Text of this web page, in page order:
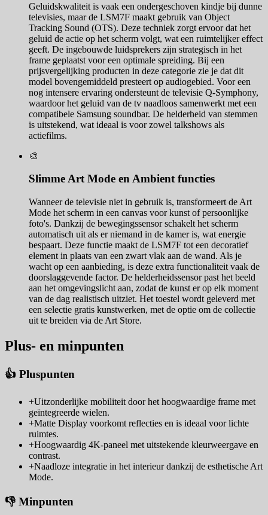
Geluidskwaliteit is vaak een ondergeschoven kindje bij dunne
televisies, maar de LSM7F maakt gebruik van Object
Tracking Sound (OTS). Deze techniek zorgt ervoor dat het
geluid de actie op het scherm volgt, wat een ruimtelijker effect
geeft. De ingebouwde luidsprekers zijn strategisch in het
frame geplaatst voor een optimale spreiding. Bij een
prijsvergelijking producten in deze categorie zie je dat dit
model bovengemiddeld presteert op audiogebied. Voor een
nog intensere ervaring ondersteunt de televisie Q-Symphony,
waardoor het geluid van de tv naadloos samenwerkt met een
compatibele Samsung soundbar. De helderheid van stemmen
is uitstekend, wat ideaal is voor zowel talkshows als
actiefilms.
🎨
Slimme Art Mode en Ambient functies
Wanneer de televisie niet in gebruik is, transformeert de Art
Mode het scherm in een canvas voor kunst of persoonlijke
foto's. Dankzij de bewegingssensor schakelt het scherm
automatisch uit als er niemand in de kamer is, wat energie
bespaart. Deze functie maakt de LSM7F tot een decoratief
element in plaats van een zwart vlak aan de wand. Als je
wacht op een aanbieding, is deze extra functionaliteit vaak de
doorslaggevende factor. De helderheidssensor past het beeld
aan het omgevingslicht aan, zodat de kunst er op elk moment
van de dag realistisch uitziet. Het toestel wordt geleverd met
een selectie gratis kunstwerken, met de optie om de collectie
uit te breiden via de Art Store.
Plus- en minpunten
👍 Pluspunten
+Uitzonderlijke mobiliteit door het hoogwaardige frame met
geïntegreerde wielen.
+Matte Display voorkomt reflecties en is ideaal voor lichte
ruimtes.
+Hoogwaardig 4K-paneel met uitstekende kleurweergave en
contrast.
+Naadloze integratie in het interieur dankzij de esthetische Art
Mode.
👎 Minpunten